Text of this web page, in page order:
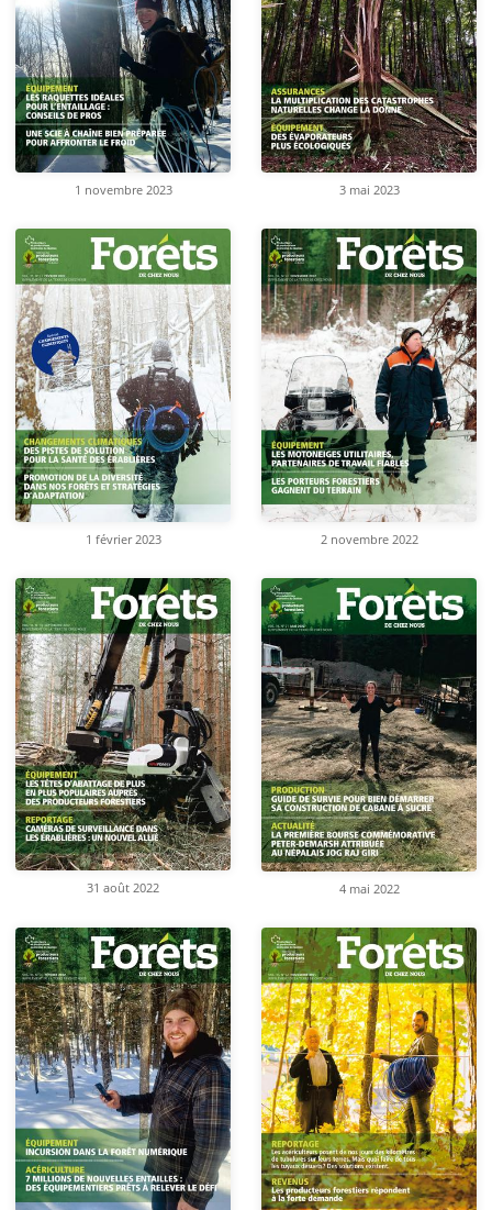
1 novembre 2023 3 mai 2023
1 février 2023 2 novembre 2022
31 août 2022 4 mai 2022